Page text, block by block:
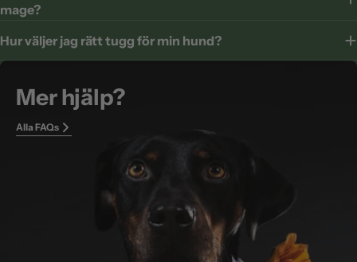
Mer hjälp?
Alla FAQs
mage?
Hur väljer jag rätt tugg för min hund?